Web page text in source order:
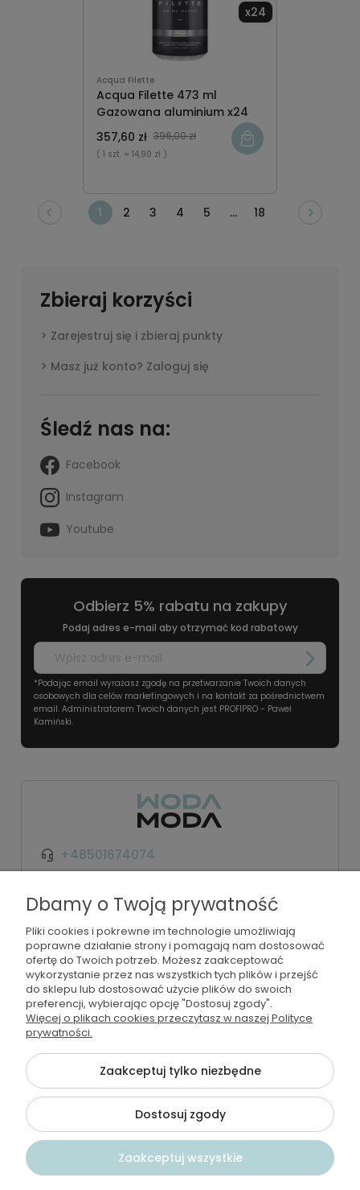
Acqua Filette
Acqua Filette 473 ml
Gazowana aluminium x24
x24
357,60 zł 396,00 zł
( 1 szt. = 14,90 zł )
1 2 3 4 5 ... 18
Zbieraj korzyści
Zarejestruj się i zbieraj punkty
Masz już konto? Zaloguj się
Śledź nas na:
Facebook
Instagram
Youtube
Odbierz 5% rabatu na zakupy
Podaj adres e-mail aby otrzymać kod rabatowy
*Podając email wyrażasz zgodę na przetwarzanie Twoich danych
osobowych dla celów marketingowych i na kontakt za pośrednictwem
email. Administratorem Twoich danych jest PROFIPRO - Paweł
Kamiński.
+48501674074
Moje konto
Regulamin i polityka
Płatności i dostawa
©2026 Wszelkie Prawa Zastrzeżone | Wodamoda
Szablon Flex by Ecommercy
Dbamy o Twoją prywatność
Pliki cookies i pokrewne im technologie umożliwiają
poprawne działanie strony i pomagają nam dostosować
ofertę do Twoich potrzeb. Możesz zaakceptować
wykorzystanie przez nas wszystkich tych plików i przejść
do sklepu lub dostosować użycie plików do swoich
preferencji, wybierając opcję "Dostosuj zgody".
Więcej o plikach cookies przeczytasz w naszej Polityce
prywatności.
Zaakceptuj tylko niezbędne
Dostosuj zgody
Zaakceptuj wszystkie